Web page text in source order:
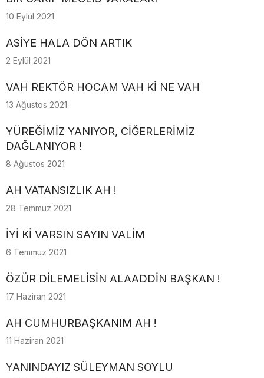
10 Eylül 2021
ASİYE HALA DÖN ARTIK
2 Eylül 2021
VAH REKTÖR HOCAM VAH Kİ NE VAH
13 Ağustos 2021
YÜREĞİMİZ YANIYOR, CİĞERLERİMİZ
DAĞLANIYOR !
8 Ağustos 2021
AH VATANSIZLIK AH !
28 Temmuz 2021
İYİ Kİ VARSIN SAYIN VALİM
6 Temmuz 2021
ÖZÜR DİLEMELİSİN ALAADDİN BAŞKAN !
17 Haziran 2021
AH CUMHURBAŞKANIM AH !
11 Haziran 2021
YANINDAYIZ SÜLEYMAN SOYLU